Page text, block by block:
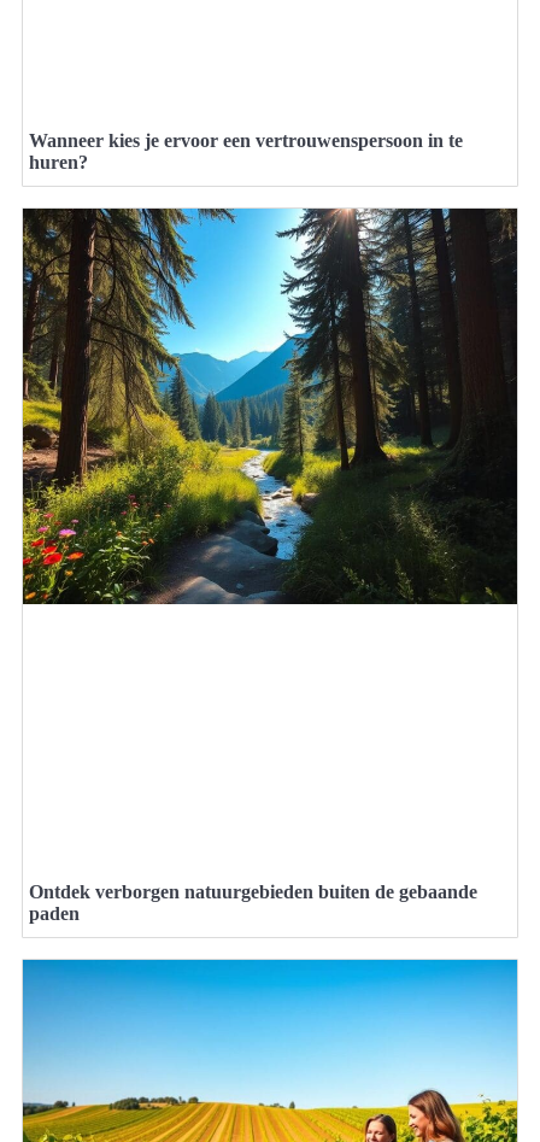
Wanneer kies je ervoor een vertrouwenspersoon in te
huren?
Ontdek verborgen natuurgebieden buiten de gebaande
paden